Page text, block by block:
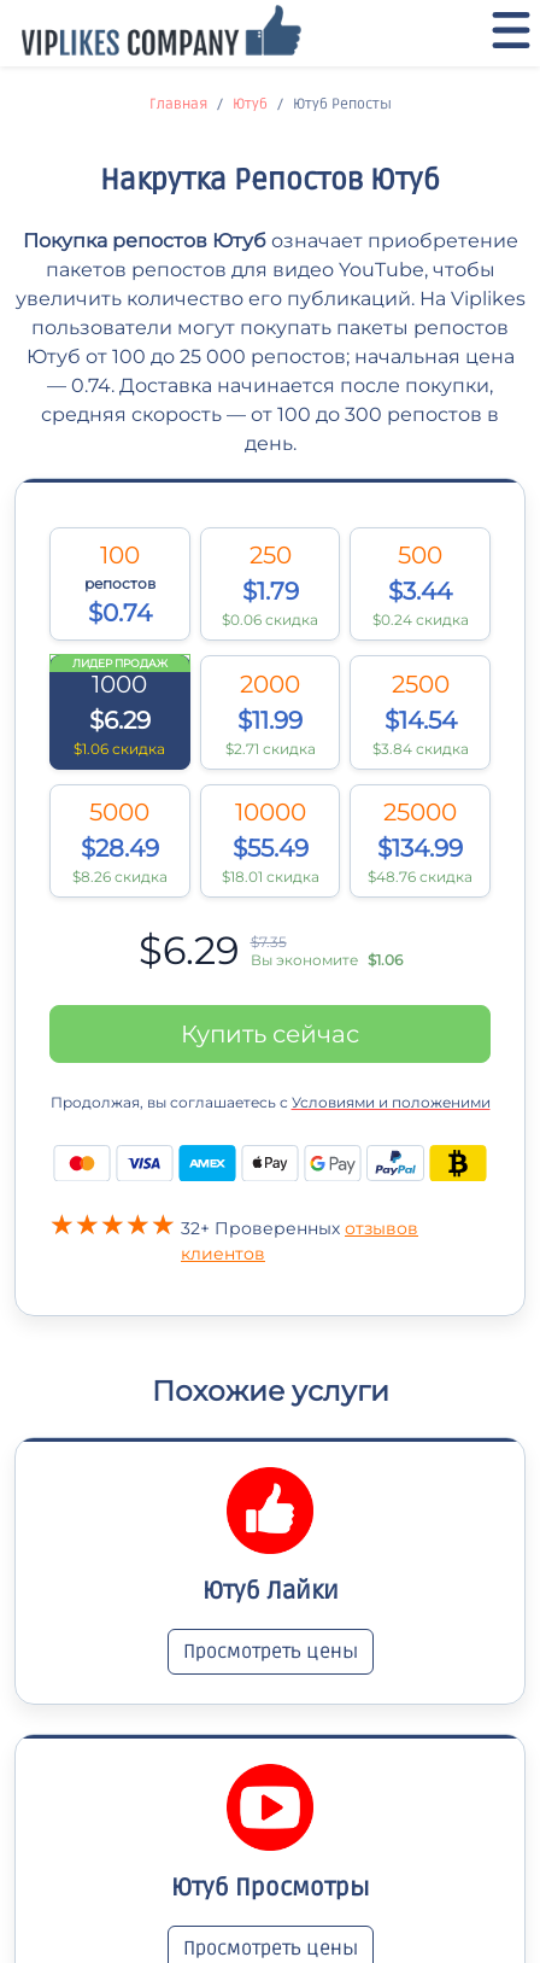
Главная Ютуб Ютуб Репосты
Накрутка Репостов Ютуб
Покупка репостов Ютубозначает приобретение
пакетов репостов для видео YouTube, чтобы
увеличить количество его публикаций. На Viplikes
пользователи могут покупать пакеты репостов
Ютуб от 100 до 25 000 репостов; начальная цена
— 0.74. Доставка начинается после покупки,
средняя скорость — от 100 до 300 репостов в
день.
100
репостов
$0.74
250
$1.79
$0.06 скидка
500
$3.44
$0.24 скидка
ЛИДЕР ПРОДАЖ
1000
$6.29
$1.06 скидка
2000
$11.99
$2.71 скидка
2500
$14.54
$3.84 скидка
5000
$28.49
$8.26 скидка
10000
$55.49
$18.01 скидка
25000
$134.99
$48.76 скидка
$6.29
$7.35
Вы экономите $1.06
Купить сейчас
Продолжая, вы соглашаетесь с Условиями и положеними
32+ Проверенных отзывов
клиентов
Похожие услуги
Ютуб Лайки
Просмотреть цены
Ютуб Просмотры
Просмотреть цены